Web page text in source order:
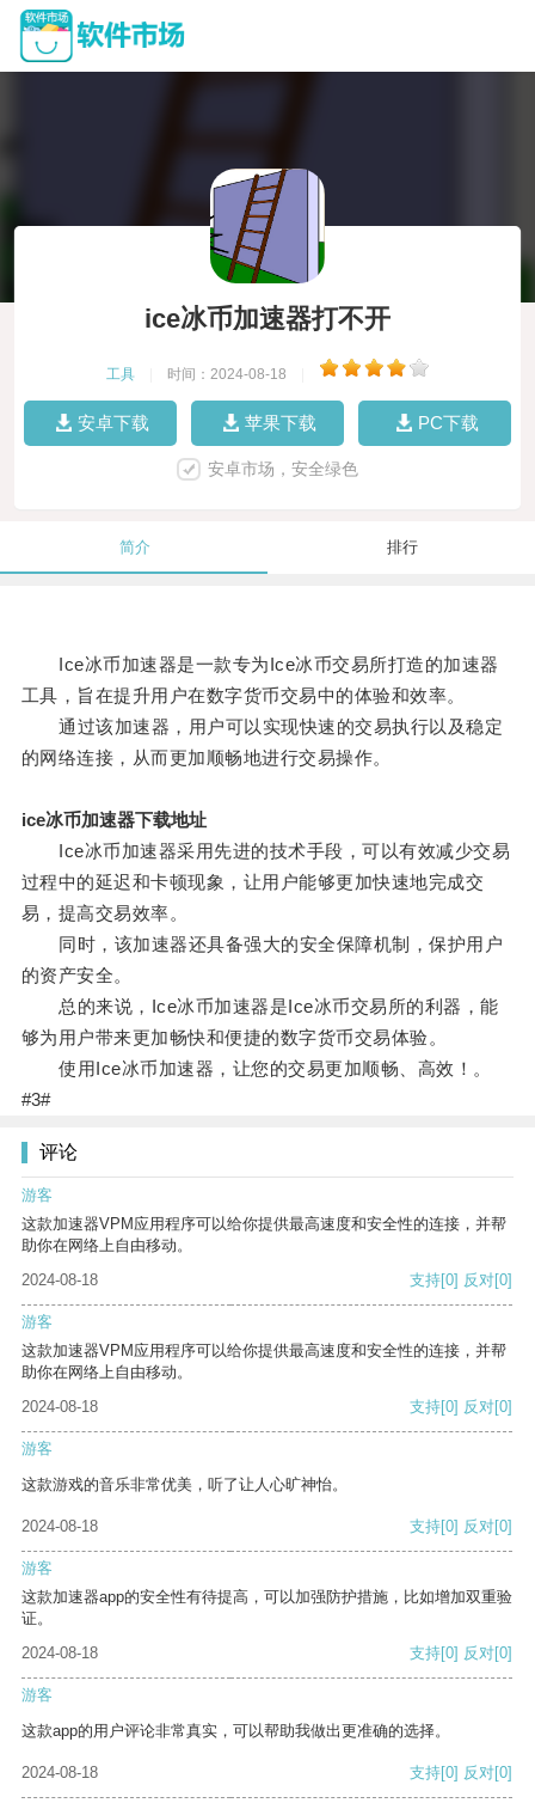
ice冰币加速器打不开
工具 时间：2024-08-18
安卓下载 苹果下载 PC下载
安卓市场，安全绿色
简介 排行
Ice冰币加速器是一款专为Ice冰币交易所打造的加速器
工具，旨在提升用户在数字货币交易中的体验和效率。
通过该加速器，用户可以实现快速的交易执行以及稳定
的网络连接，从而更加顺畅地进行交易操作。
ice冰币加速器下载地址
Ice冰币加速器采用先进的技术手段，可以有效减少交易
过程中的延迟和卡顿现象，让用户能够更加快速地完成交
易，提高交易效率。
同时，该加速器还具备强大的安全保障机制，保护用户
的资产安全。
总的来说，Ice冰币加速器是Ice冰币交易所的利器，能
够为用户带来更加畅快和便捷的数字货币交易体验。
使用Ice冰币加速器，让您的交易更加顺畅、高效！。
#3#
评论
游客
这款加速器VPM应用程序可以给你提供最高速度和安全性的连接，并帮
助你在网络上自由移动。
2024-08-18
支持[0] 反对[0]
游客
这款加速器VPM应用程序可以给你提供最高速度和安全性的连接，并帮
助你在网络上自由移动。
2024-08-18
支持[0] 反对[0]
游客
这款游戏的音乐非常优美，听了让人心旷神怡。
2024-08-18 支持[0] 反对[0]
游客
这款加速器app的安全性有待提高，可以加强防护措施，比如增加双重验
证。
2024-08-18
支持[0] 反对[0]
游客
这款app的用户评论非常真实，可以帮助我做出更准确的选择。
2024-08-18 支持[0] 反对[0]